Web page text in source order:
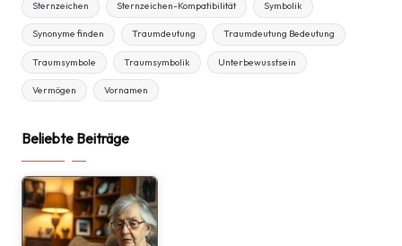
Sternzeichen Sternzeichen-Kompatibilität Symbolik
Synonyme finden Traumdeutung Traumdeutung Bedeutung
Traumsymbole Traumsymbolik Unterbewusstsein
Vermögen Vornamen
Beliebte Beiträge